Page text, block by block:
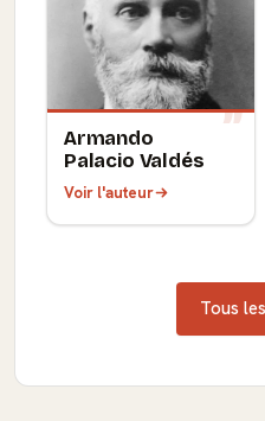
Armando
Palacio Valdés
Voir l'auteur
Tous